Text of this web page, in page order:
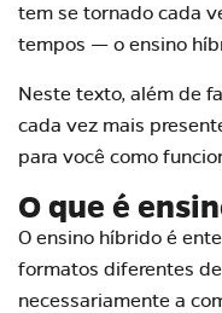
tem se tornado cada
tempos — o ensino
Neste texto, além de
cada vez mais
para você como
O que é
O ensino híbrido é
formatos diferentes
necessariamente a